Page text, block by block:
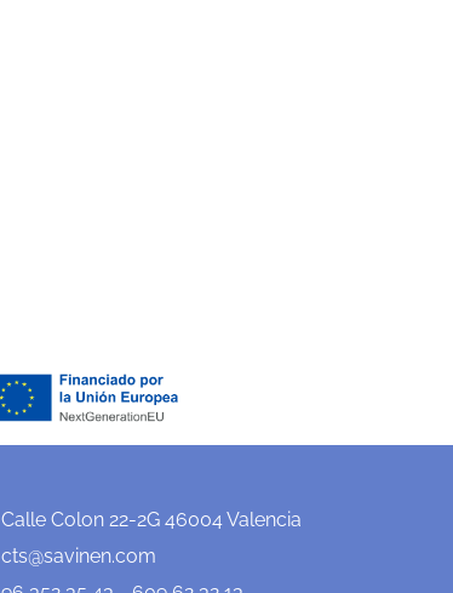
Calle Colon 22-2G 46004 Valencia
cts@savinen.com